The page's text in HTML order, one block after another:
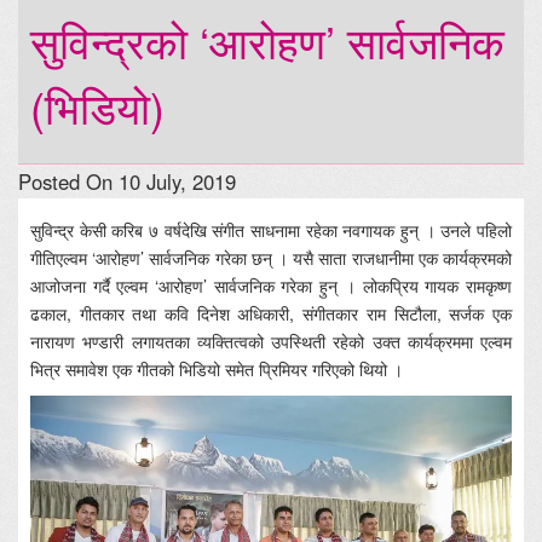
सुविन्द्रको ‘आरोहण’ सार्वजनिक
(भिडियो)
Posted On 10 July, 2019
सुविन्द्र केसी करिब ७ वर्षदेखि संगीत साधनामा रहेका नवगायक हुन् । उनले पहिलो
गीतिएल्वम ‘आरोहण’ सार्वजनिक गरेका छन् । यसै साता राजधानीमा एक कार्यक्रमको
आजोजना गर्दै एल्वम ‘आरोहण’ सार्वजनिक गरेका हुन् । लोकप्रिय गायक रामकृष्ण
ढकाल, गीतकार तथा कवि दिनेश अधिकारी, संगीतकार राम सिटौला, सर्जक एक
नारायण भण्डारी लगायतका व्यक्तित्वको उपस्थिती रहेको उक्त कार्यक्रममा एल्वम
भित्र समावेश एक गीतको भिडियो समेत प्रिमियर गरिएको थियो ।